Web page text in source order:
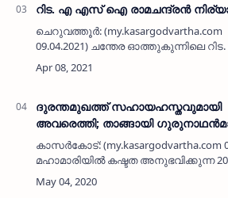
റിട. എ എസ് ഐ രാമചന്ദ്രൻ
ചെറുവത്തൂർ: (my.kasargodvartha.com
09.04.2021) ചന്തേര ഓത്തുകുന്നിലെ
ഐ രാമചന്ദ്രൻ (72) നിര്യാതനായി.
വെള്ളിയാഴ്ച രാവിലെ കാലിക്കടവിലുള്ള
ദുരന്തമുഖത്ത് സഹായഹസ്തവുമായി
അവരെത്തി; താങ്ങായി
കാസര്‍കോട്: (my.kasargodvartha.com
മഹാമാരിയില്‍ കഷ്ടത അനുഭവിക്കുന്ന
കുടുംബങ്ങളെ കണ്ടെത്തി
എത്തിച്ചുനല്‍കി മാതൃകയാവുകയാണ്…